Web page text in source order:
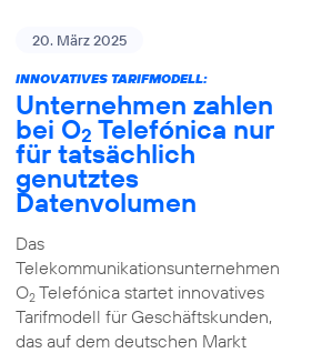
20. März 2025
INNOVATIVES TARIFMODELL:
Unternehmen zahlen
bei O2 Telefónica nur
für tatsächlich
genutztes
Datenvolumen
Das
Telekommunikationsunternehmen
O2Telefónica startet innovatives
Tarifmodell für Geschäftskunden,
das auf dem deutschen Markt